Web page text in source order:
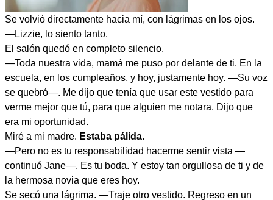
Se volvió directamente hacia mí, con lágrimas en los ojos.
—Lizzie, lo siento tanto.
El salón quedó en completo silencio.
—Toda nuestra vida, mamá me puso por delante de ti. En la
escuela, en los cumpleaños, y hoy, justamente hoy. —Su voz
se quebró—. Me dijo que tenía que usar este vestido para
verme mejor que tú, para que alguien me notara. Dijo que
era mi oportunidad.
Miré a mi madre. Estaba pálida.
—Pero no es tu responsabilidad hacerme sentir vista —
continuó Jane—. Es tu boda. Y estoy tan orgullosa de ti y de
la hermosa novia que eres hoy.
Se secó una lágrima. —Traje otro vestido. Regreso en un